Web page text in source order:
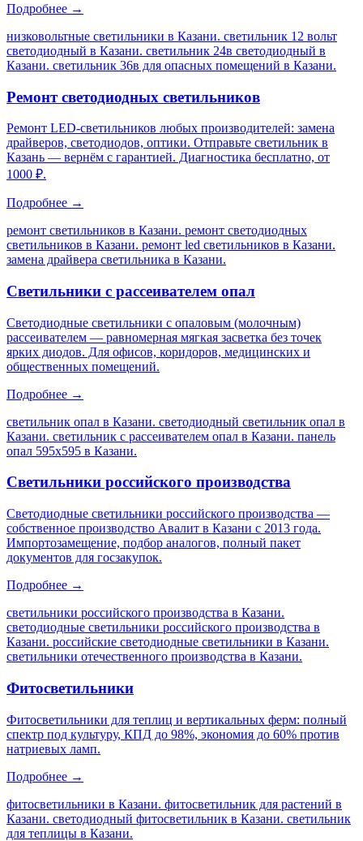
Подробнее →
низковольтные светильники в Казани. светильник 12 вольт
светодиодный в Казани. светильник 24в светодиодный в
Казани. светильник 36в для опасных помещений в Казани.
Ремонт светодиодных светильников
Ремонт LED-светильников любых производителей: замена
драйверов, светодиодов, оптики. Отправьте светильник в
Казань — вернём с гарантией. Диагностика бесплатно, от
1000 ₽.
Подробнее →
ремонт светильников в Казани. ремонт светодиодных
светильников в Казани. ремонт led светильников в Казани.
замена драйвера светильника в Казани.
Светильники с рассеивателем опал
Светодиодные светильники с опаловым (молочным)
рассеивателем — равномерная мягкая засветка без точек
ярких диодов. Для офисов, коридоров, медицинских и
общественных помещений.
Подробнее →
светильник опал в Казани. светодиодный светильник опал в
Казани. светильник с рассеивателем опал в Казани. панель
опал 595х595 в Казани.
Светильники российского производства
Светодиодные светильники российского производства —
собственное производство Авалит в Казани с 2013 года.
Импортозамещение, подбор аналогов, полный пакет
документов для госзакупок.
Подробнее →
светильники российского производства в Казани.
светодиодные светильники российского производства в
Казани. российские светодиодные светильники в Казани.
светильники отечественного производства в Казани.
Фитосветильники
Фитосветильники для теплиц и вертикальных ферм: полный
спектр под культуру, КПД до 98%, экономия до 60% против
натриевых ламп.
Подробнее →
фитосветильники в Казани. фитосветильник для растений в
Казани. светодиодный фитосветильник в Казани. светильник
для теплицы в Казани.